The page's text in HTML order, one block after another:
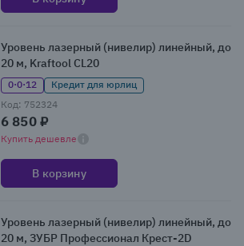
Уровень лазерный (нивелир) линейный, до
20 м, Kraftool CL20
0·0·12
Кредит для юрлиц
Код: 752324
6 850 ₽
Купить дешевле
В корзину
Уровень лазерный (нивелир) линейный, до
20 м, ЗУБР Профессионал Крест-2D